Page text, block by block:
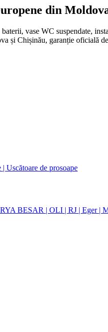
din
vase WC suspendate,
Chișinău, garanție oficială
| Uscătoare de prosoape
BESAR | OLI | RJ | Eger |